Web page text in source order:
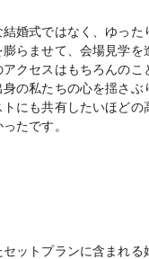
婚式ではなく、ゆっ
膨らませて、会場見学
アクセスはもちろんの
身の私たちの心を揺さ
にも共有したいほど
たです。
ットプランに含まれ